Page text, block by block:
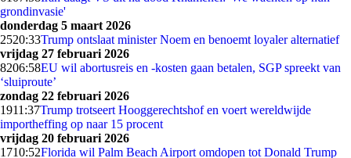
grondinvasie'
donderdag 5 maart 2026
2520:33Trump ontslaat minister Noem en benoemt loyaler alternatief
vrijdag 27 februari 2026
8206:58EU wil abortusreis en -kosten gaan betalen, SGP spreekt van
‘sluiproute’
zondag 22 februari 2026
1911:37Trump trotseert Hooggerechtshof en voert wereldwijde
importheffing op naar 15 procent
vrijdag 20 februari 2026
1710:52Florida wil Palm Beach Airport omdopen tot Donald Trump